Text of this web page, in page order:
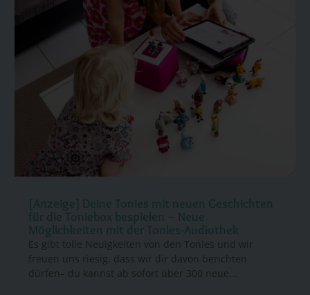
[Anzeige] Deine Tonies mit neuen Geschichten
für die Toniebox bespielen – Neue
Möglichkeiten mit der Tonies-Audiothek
Es gibt tolle Neuigkeiten von den Tonies und wir
freuen uns riesig, dass wir dir davon berichten
dürfen– du kannst ab sofort über 300 neue...